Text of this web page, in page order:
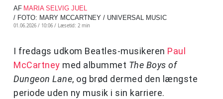
AF MARIA SELVIG JUEL
/ FOTO: MARY MCCARTNEY / UNIVERSAL MUSIC
01.06.2026 / 10:06 / Læsetid: 2 min
I fredags udkom Beatles-musikeren Paul
McCartney med albummet The Boys of
Dungeon Lane, og brød dermed den længste
periode uden ny musik i sin karriere.